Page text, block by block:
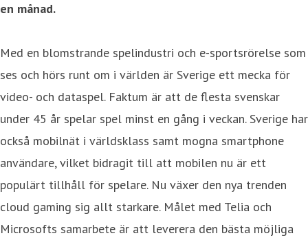
en månad.
Med en blomstrande spelindustri och e-sportsrörelse som
ses och hörs runt om i världen är Sverige ett mecka för
video- och dataspel. Faktum är att de flesta svenskar
under 45 år spelar spel minst en gång i veckan. Sverige har
också mobilnät i världsklass samt mogna smartphone
användare, vilket bidragit till att mobilen nu är ett
populärt tillhåll för spelare. Nu växer den nya trenden
cloud gaming sig allt starkare. Målet med Telia och
Microsofts samarbete är att leverera den bästa möjliga